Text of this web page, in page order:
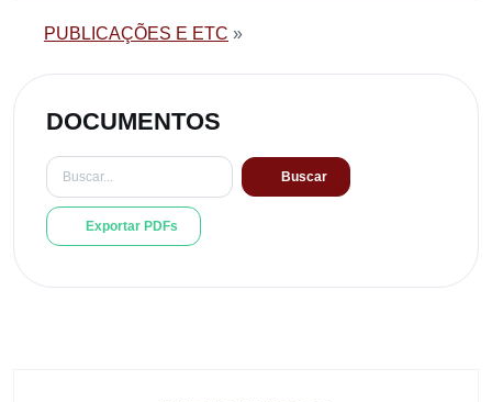
PUBLICAÇÕES E ETC »
DOCUMENTOS
Buscar
Exportar PDFs